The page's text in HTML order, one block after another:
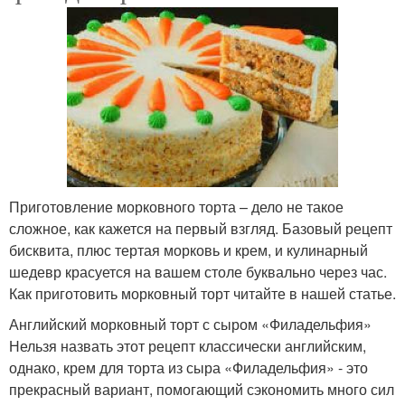
Приготовление морковного торта – дело не такое
сложное, как кажется на первый взгляд. Базовый рецепт
бисквита, плюс тертая морковь и крем, и кулинарный
шедевр красуется на вашем столе буквально через час.
Как приготовить морковный торт читайте в нашей статье.
Английский морковный торт с сыром «Филадельфия»
Нельзя назвать этот рецепт классически английским,
однако, крем для торта из сыра «Филадельфия» - это
прекрасный вариант, помогающий сэкономить много сил